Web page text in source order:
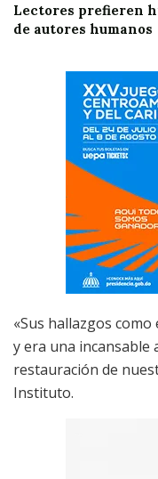
Lectores prefieren
de autores humanos
«Sus hallazgos
y era una incansable
restauración de
Instituto.